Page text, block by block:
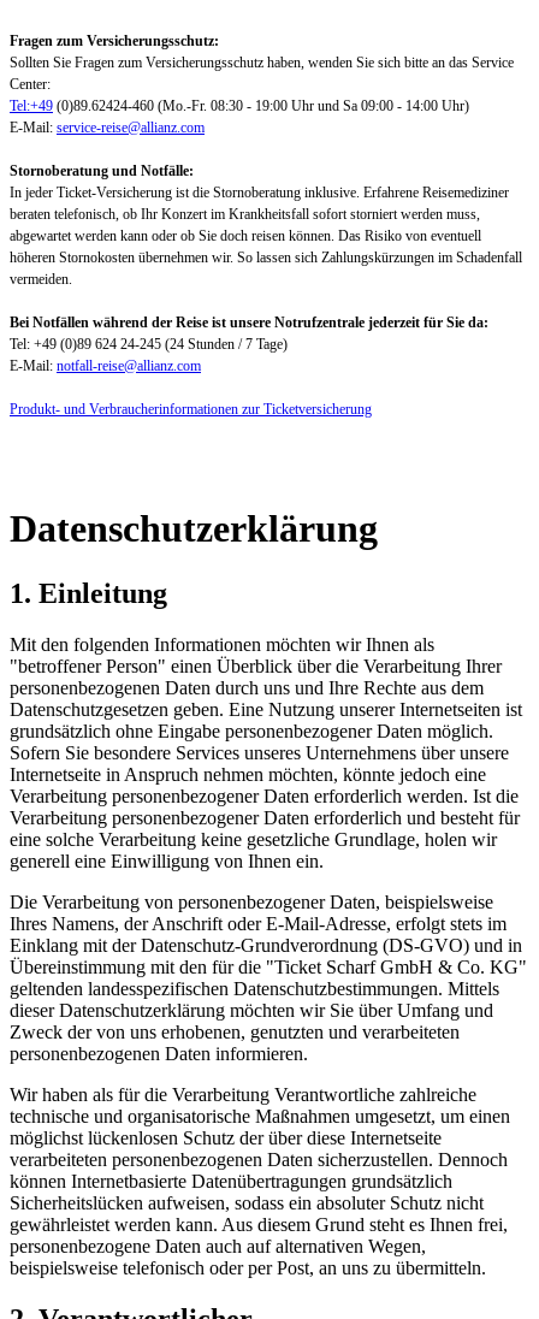
Fragen zum Versicherungsschutz:
Sollten Sie Fragen zum Versicherungsschutz haben, wenden Sie sich bitte an das Service
Center:
Tel:+49 (0)89.62424-460 (Mo.-Fr. 08:30 - 19:00 Uhr und Sa 09:00 - 14:00 Uhr)
E-Mail: service-reise@allianz.com
Stornoberatung und Notfälle:
In jeder Ticket-Versicherung ist die Stornoberatung inklusive. Erfahrene Reisemediziner
beraten telefonisch, ob Ihr Konzert im Krankheitsfall sofort storniert werden muss,
abgewartet werden kann oder ob Sie doch reisen können. Das Risiko von eventuell
höheren Stornokosten übernehmen wir. So lassen sich Zahlungskürzungen im Schadenfall
vermeiden.
Bei Notfällen während der Reise ist unsere Notrufzentrale jederzeit für Sie da:
Tel: +49 (0)89 624 24-245 (24 Stunden / 7 Tage)
E-Mail: notfall-reise@allianz.com
Produkt- und Verbraucherinformationen zur Ticketversicherung
Datenschutzerklärung
1. Einleitung
Mit den folgenden Informationen möchten wir Ihnen als
"betroffener Person" einen Überblick über die Verarbeitung Ihrer
personenbezogenen Daten durch uns und Ihre Rechte aus dem
Datenschutzgesetzen geben. Eine Nutzung unserer Internetseiten ist
grundsätzlich ohne Eingabe personenbezogener Daten möglich.
Sofern Sie besondere Services unseres Unternehmens über unsere
Internetseite in Anspruch nehmen möchten, könnte jedoch eine
Verarbeitung personenbezogener Daten erforderlich werden. Ist die
Verarbeitung personenbezogener Daten erforderlich und besteht für
eine solche Verarbeitung keine gesetzliche Grundlage, holen wir
generell eine Einwilligung von Ihnen ein.
Die Verarbeitung von personenbezogener Daten, beispielsweise
Ihres Namens, der Anschrift oder E-Mail-Adresse, erfolgt stets im
Einklang mit der Datenschutz-Grundverordnung (DS-GVO) und in
Übereinstimmung mit den für die "Ticket Scharf GmbH & Co. KG"
geltenden landesspezifischen Datenschutzbestimmungen. Mittels
dieser Datenschutzerklärung möchten wir Sie über Umfang und
Zweck der von uns erhobenen, genutzten und verarbeiteten
personenbezogenen Daten informieren.
Wir haben als für die Verarbeitung Verantwortliche zahlreiche
technische und organisatorische Maßnahmen umgesetzt, um einen
möglichst lückenlosen Schutz der über diese Internetseite
verarbeiteten personenbezogenen Daten sicherzustellen. Dennoch
können Internetbasierte Datenübertragungen grundsätzlich
Sicherheitslücken aufweisen, sodass ein absoluter Schutz nicht
gewährleistet werden kann. Aus diesem Grund steht es Ihnen frei,
personenbezogene Daten auch auf alternativen Wegen,
beispielsweise telefonisch oder per Post, an uns zu übermitteln.